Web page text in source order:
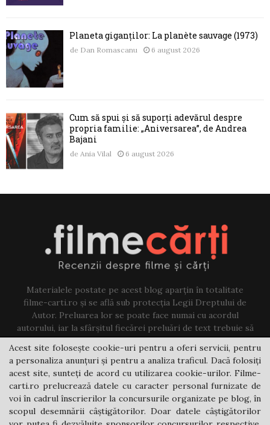
Planeta giganților: La planète sauvage (1973)
de Dan Romascanu 6 august 2026
Cum să spui și să suporți adevărul despre
propria familie: „Aniversarea”, de Andrea
Bajani
de Ania Vilal 6 august 2026
Materialele postate pe acest blog aparțin în totalitate
filme-carti.ro și se află sub protecția Legii Dreptului de
Autor. Preluarea lor se poate face numai cu acordul
autorului, iar la sfârșitul fiecărei preluări de text trebuie să
existe un link către acest blog.
Contact us:jovi@filme-carti.ro
Acest site folosește cookie-uri pentru a oferi servicii, pentru
a personaliza anunțuri și pentru a analiza traficul. Dacă folosiți
acest site, sunteți de acord cu utilizarea cookie-urilor. Filme-
carti.ro prelucrează datele cu caracter personal furnizate de
voi în cadrul înscrierilor la concursurile organizate pe blog, în
scopul desemnării câștigătorilor. Doar datele câștigătorilor